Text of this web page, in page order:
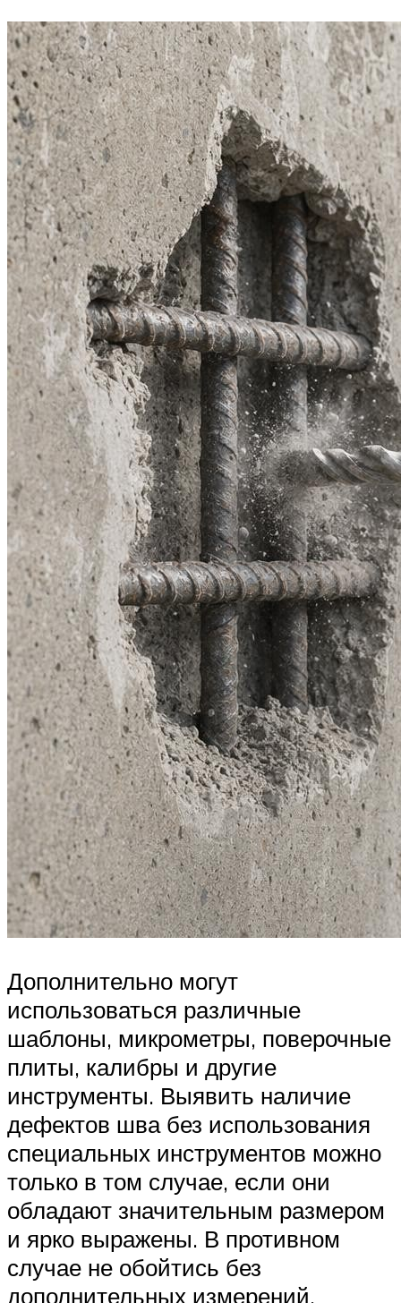
Дополнительно могут
использоваться различные
шаблоны, микрометры, поверочные
плиты, калибры и другие
инструменты. Выявить наличие
дефектов шва без использования
специальных инструментов можно
только в том случае, если они
обладают значительным размером
и ярко выражены. В противном
случае не обойтись без
дополнительных измерений.